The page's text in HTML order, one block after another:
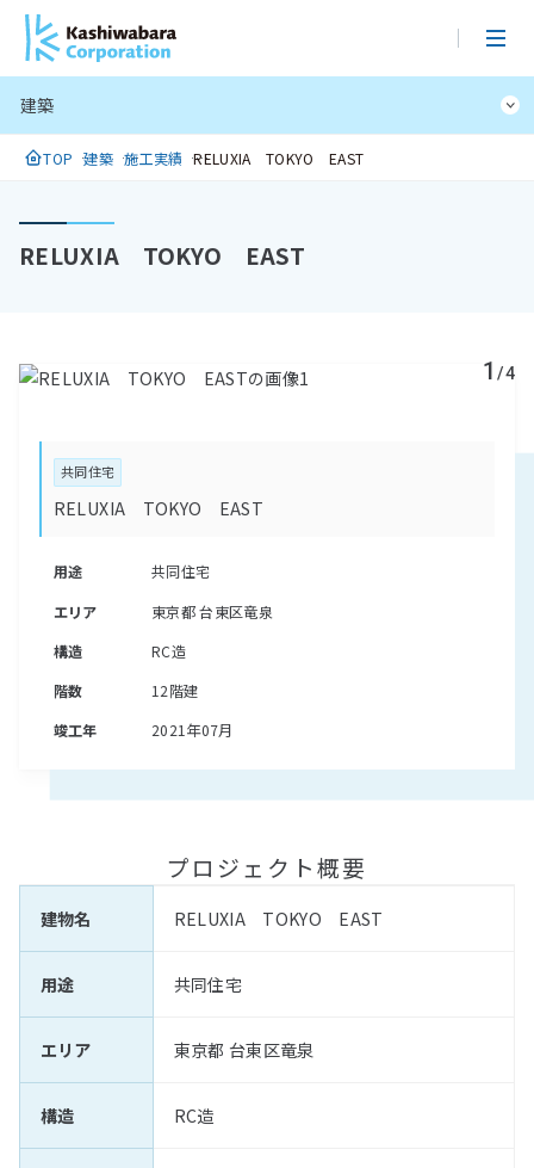
メ
イ
コ
ン
に
プ
建築
TOP 建築 施工実績 RELUXIA TOKYO EAST
RELUXIA TOKYO EAST
1/4
共同住宅
RELUXIA TOKYO EAST
用途
共同住宅
エリア
東京都 台東区竜泉
構造
RC造
階数
12階建
竣工年
2021年07月
プロジェクト概要
建物名 RELUXIA TOKYO EAST
用途 共同住宅
エリア 東京都 台東区竜泉
構造 RC造